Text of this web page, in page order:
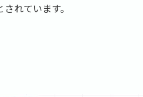
れています。